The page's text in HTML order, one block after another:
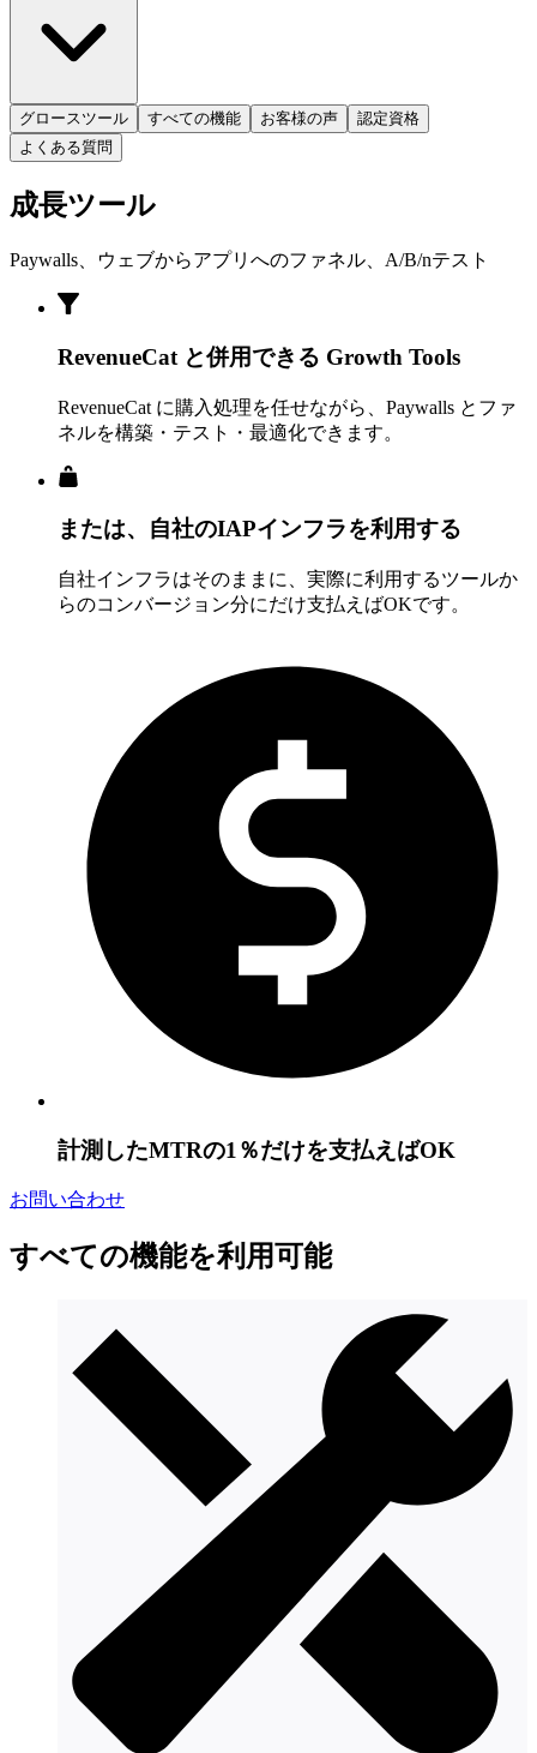
グロースツール すべての機能 お客様の声
認定資格
よくある質問
成長ツール
Paywalls、ウェブからアプリへのファネル、A/B/nテスト
RevenueCat と併用できる Growth Tools
RevenueCat に購入処理を任せながら、Paywalls とファ
ネルを構築・テスト・最適化できます。
または、自社のIAPインフラを利用する
自社インフラはそのままに、実際に利用するツールか
らのコンバージョン分にだけ支払えばOKです。
計測したMTRの1％だけを支払えばOK
お問い合わせ
すべての機能を利用可能